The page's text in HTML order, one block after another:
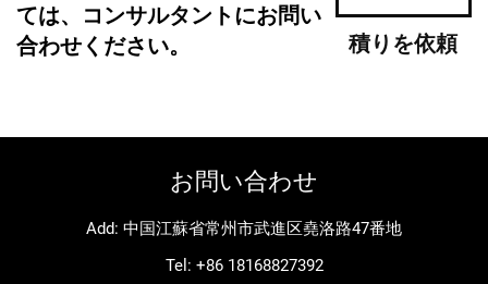
ては、コンサルタントにお問い
合わせください。
積りを依頼
お問い合わせ
Add: 中国江蘇省常州市武進区堯洛路47番地
Tel: +86 18168827392